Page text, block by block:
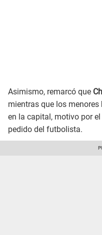
Asimismo, remarcó que
mientras que los
en la capital, motivo por
pedido del futbolista.